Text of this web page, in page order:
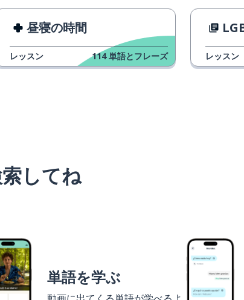
昼寝の時間
レッスン 114 単語とフレーズ レッスン
してね
単語を学ぶ